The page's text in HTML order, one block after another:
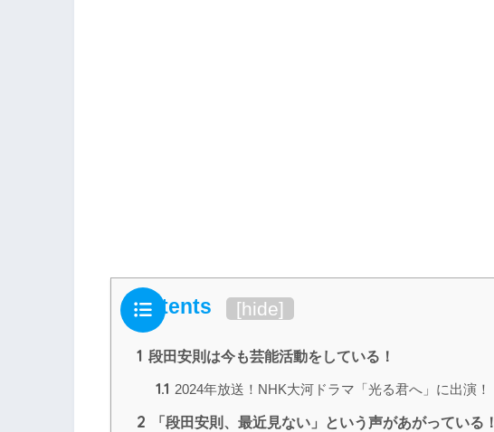
Contents [hide]
1 段田安則は今も芸能活動をしている！
1.1 2024年放送！NHK大河ドラマ「光る君へ」に出演！
2 「段田安則、最近見ない」という声があがっている！